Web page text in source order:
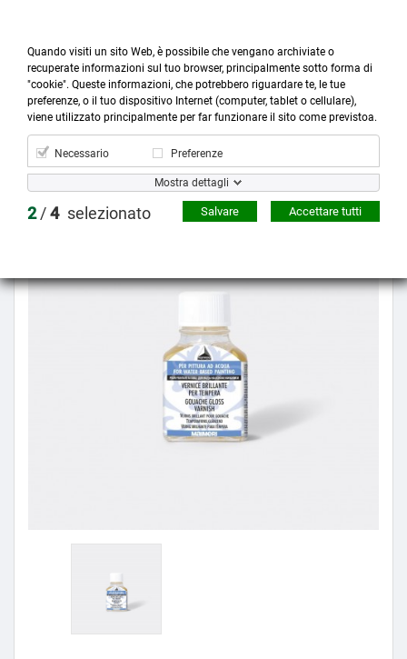

Prodotti

Account

Cerca
more_horiz
Menù
shopping_cart
Prezzo scontato
Quando visiti un sito Web, è possibile che vengano archiviate o
recuperate informazioni sul tuo browser, principalmente sotto forma di
"cookie". Queste informazioni, che potrebbero riguardare te, le tue
preferenze, o il tuo dispositivo Internet (computer, tablet o cellulare),
viene utilizzato principalmente per far funzionare il sito come previstoa.
Necessario Preferenze
Mostra dettagli
2/4 selezionato Accettare tutti
Salvare